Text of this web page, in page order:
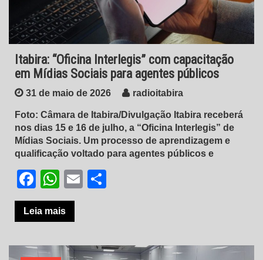
Itabira: “Oficina Interlegis” com capacitação
em Mídias Sociais para agentes públicos
31 de maio de 2026 radioitabira
Foto: Câmara de Itabira/Divulgação Itabira receberá
nos dias 15 e 16 de julho, a “Oficina Interlegis” de
Mídias Sociais. Um processo de aprendizagem e
qualificação voltado para agentes públicos e
Facebook
WhatsApp
Email
Leia mais